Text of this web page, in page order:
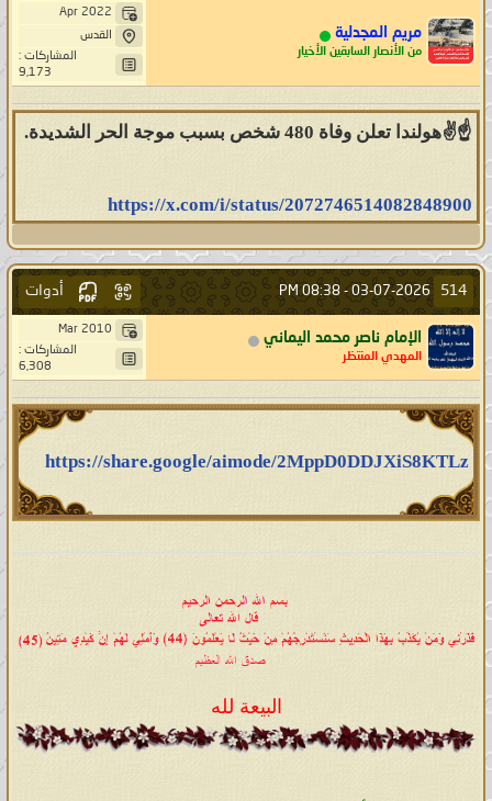
مريم المجدلية
من الأنصار السابقين الأخيار
Apr 2022
القدس
المشاركات :
9,173
☝️✌️هولندا تعلن وفاة 480 شخص بسبب موجة الحر الشديدة.
https://x.com/i/status/2072746514082848900
514
03-07-2026 -
08:38 PM أدوات
الإمام ناصر محمد اليماني
المهدي المنتظر
Mar 2010
المشاركات :
6,308
https://share.google/aimode/2MppD0DDJXiS8KTLz
البيعة لله